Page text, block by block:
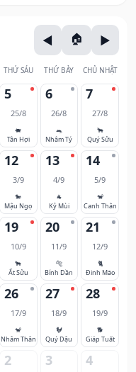
THỨ SÁU THỨ BẢY CHỦ NHẬT
5
25/8
🐖
Tân Hợi
6
26/8
🐀
Nhâm Tý
7
27/8
🐂
Quý Sửu
12
3/9
🐎
Mậu Ngọ
13
4/9
🐐
Kỷ Mùi
14
5/9
🐒
Canh Thân
19
10/9
🐂
Ất Sửu
20
11/9
🐅
Bính Dần
21
12/9
🐈
Đinh Mão
26
17/9
🐒
Nhâm Thân
27
18/9
🐓
Quý Dậu
28
19/9
🐕
Giáp Tuất
2 3 4